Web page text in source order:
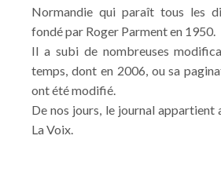
Normandie qui paraît tous les
fondé par Roger Parment en 1950.
Il a subi de nombreuses
temps, dont en 2006, ou sa
ont été modifié.
De nos jours, le journal appartient
La Voix.